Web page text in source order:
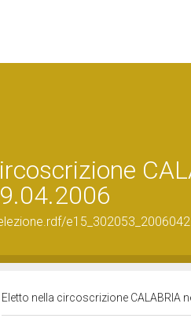
Eletto nella circoscrizione CALABRIA